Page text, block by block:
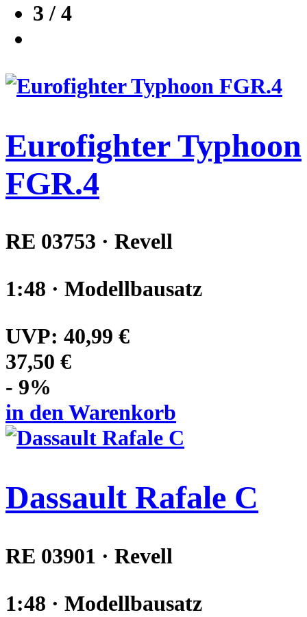
3 / 4
Eurofighter Typhoon
FGR.4
RE 03753 · Revell
1:48 · Modellbausatz
UVP: 40,99 €
37,50 €
- 9%
in den Warenkorb
Dassault Rafale C
RE 03901 · Revell
1:48 · Modellbausatz